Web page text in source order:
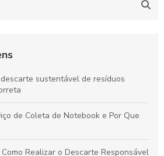
sustentável de resíduos
de Coleta de Notebook e Por Que
Realizar o Descarte Responsável